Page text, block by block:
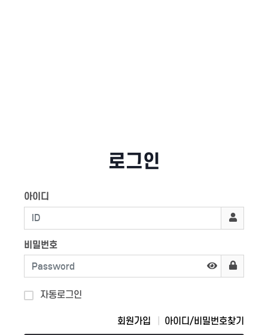
로그인
아이디
비밀번호
자동로그인
회원가입 아이디/비밀번호찾기